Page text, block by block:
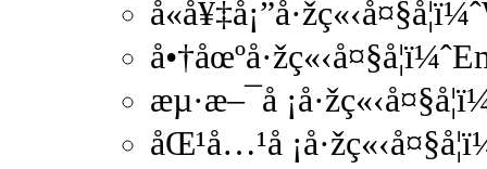
æµ·æ–¯å
åŒ¹å…¹å